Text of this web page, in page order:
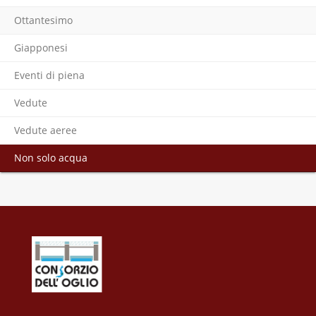
Ottantesimo
Giapponesi
Eventi di piena
Vedute
Vedute aeree
Non solo acqua